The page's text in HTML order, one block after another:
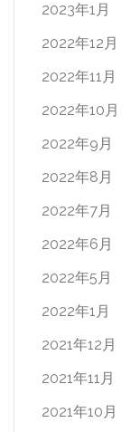
2023年1月
2022年12月
2022年11月
2022年10月
2022年9月
2022年8月
2022年7月
2022年6月
2022年5月
2022年1月
2021年12月
2021年11月
2021年10月